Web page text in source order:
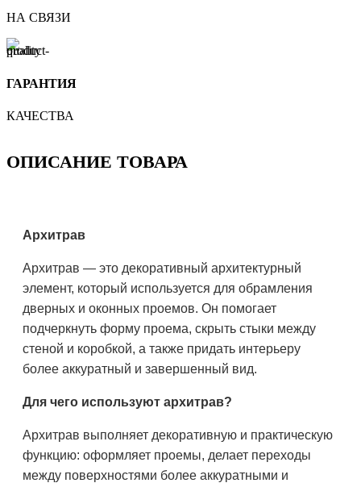
НА СВЯЗИ
ГАРАНТИЯ
КАЧЕСТВА
ОПИСАНИЕ ТОВАРА
Архитрав
Архитрав — это декоративный архитектурный
элемент, который используется для обрамления
дверных и оконных проемов. Он помогает
подчеркнуть форму проема, скрыть стыки между
стеной и коробкой, а также придать интерьеру
более аккуратный и завершенный вид.
Для чего используют архитрав?
Архитрав выполняет декоративную и практическую
функцию: оформляет проемы, делает переходы
между поверхностями более аккуратными и